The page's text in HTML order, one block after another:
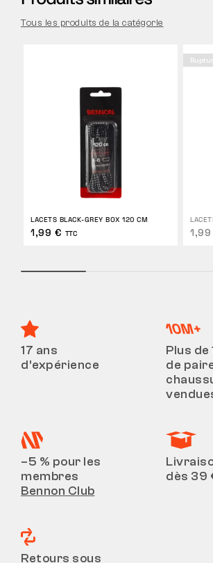
Tous les produits de la catégorie
LACETS BLACK-GREY BOX 120 CM
1,99 € TTC
17 ans
d’expérience
Plus de
de
–5 % pour les
membres
Bennon Club
dès 39
Retours sous